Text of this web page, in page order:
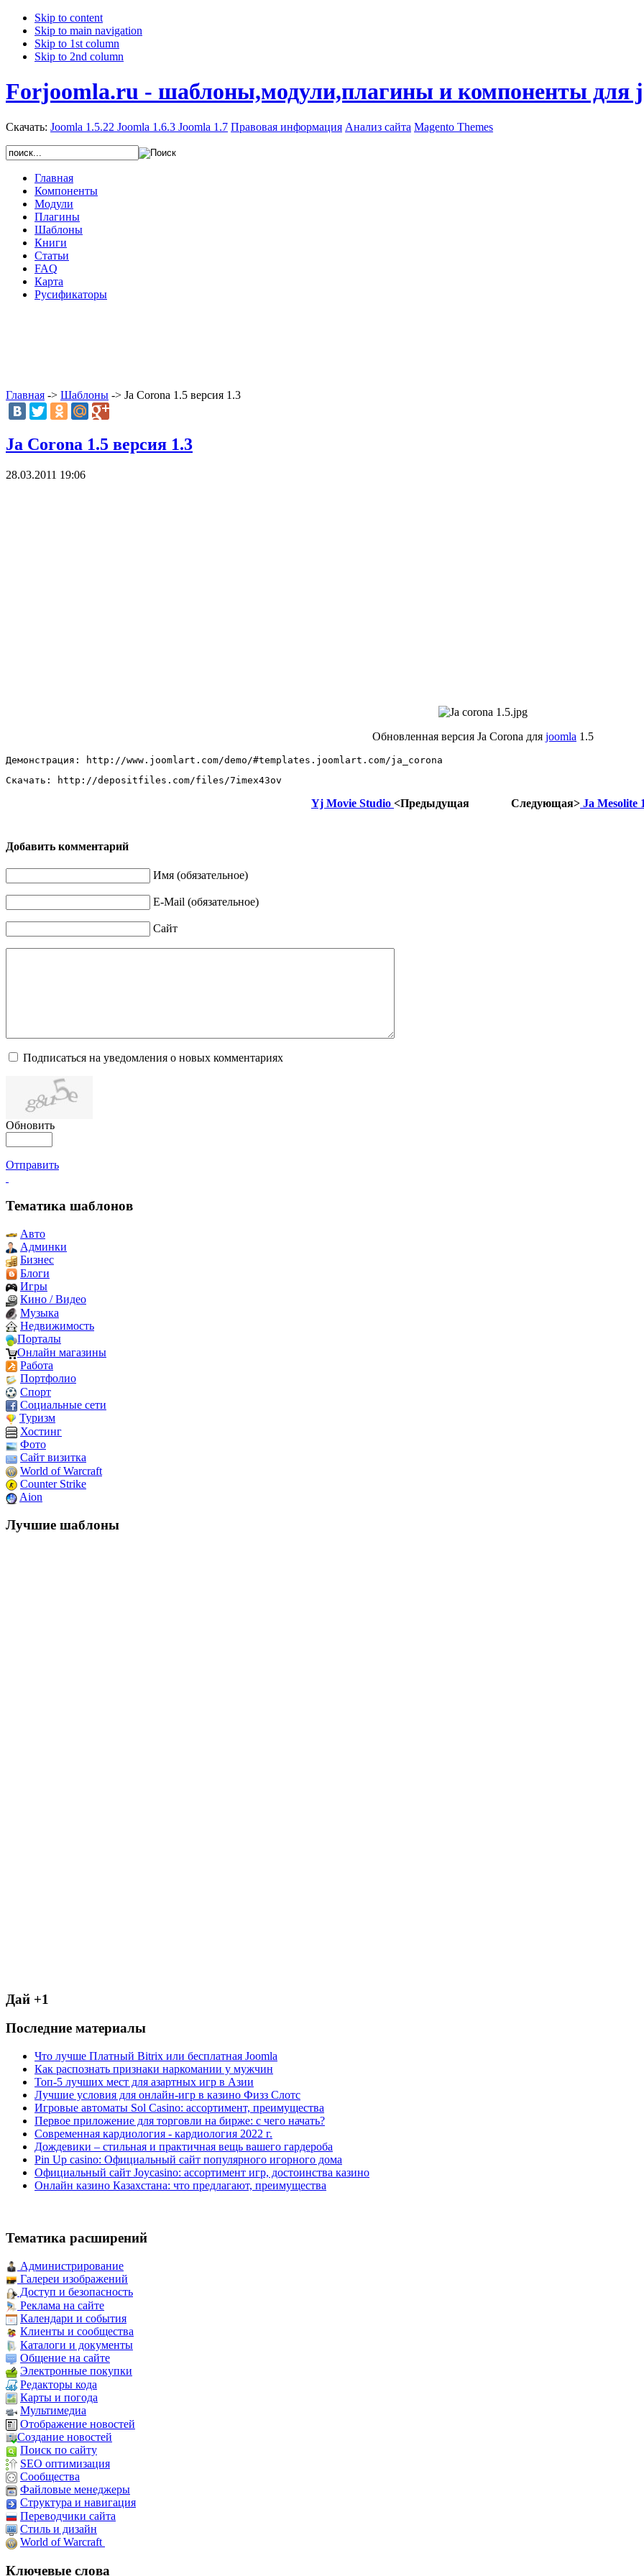
Skip to content
Skip to main navigation
Skip to 1st column
Skip to 2nd column
Forjoomla.ru - шаблоны,модули,плагины и компоненты для
Скачать: Joomla 1.5.22 Joomla 1.6.3 Joomla 1.7 Правовая информация Анализ сайта Magento Themes
Главная
Компоненты
Модули
Плагины
Шаблоны
Книги
Статьи
FAQ
Карта
Русификаторы
Главная -> Шаблоны -> Ja Corona 1.5 версия 1.3
Ja Corona 1.5 версия 1.3
28.03.2011 19:06
Обновленная версия Ja Corona для joomla 1.5
Демонстрация: http://www.joomlart.com/demo/#templates.joomlart.com/ja_corona
Скачать: http://depositfiles.com/files/7imex43ov
Yj Movie Studio <Предыдущая Следующая> Ja Mesolite
Добавить комментарий
Имя (обязательное)
E-Mail (обязательное)
Сайт
Подписаться на уведомления о новых комментариях
Обновить
Отправить
Тематика шаблонов
Авто
Админки
Бизнес
Блоги
Игры
Кино / Видео
Музыка
Недвижимость
Порталы
Онлайн магазины
Работа
Портфолио
Спорт
Социальные сети
Туризм
Хостинг
Фото
Сайт визитка
World of Warcraft
Counter Strike
Aion
Лучшие шаблоны
Дай +1
Последние материалы
Что лучше Платный Bitrix или бесплатная Joomla
Как распознать признаки наркомании у мужчин
Топ-5 лучших мест для азартных игр в Азии
Лучшие условия для онлайн-игр в казино Физз Слотс
Игровые автоматы Sol Casino: ассортимент, преимущества
Первое приложение для торговли на бирже: с чего начать?
Современная кардиология - кардиология 2022 г.
Дождевики – стильная и практичная вещь вашего гардероба
Pin Up casino: Официальный сайт популярного игорного дома
Официальный сайт Joycasino: ассортимент игр, достоинства казино
Онлайн казино Казахстана: что предлагают, преимущества
Тематика расширений
Администрирование
Галереи изображений
Доступ и безопасность
Реклама на сайте
Календари и события
Клиенты и сообщества
Каталоги и документы
Общение на сайте
Электронные покупки
Редакторы кода
Карты и погода
Мультимедиа
Отображение новостей
Создание новостей
Поиск по сайту
SEO оптимизация
Сообщества
Файловые менеджеры
Структура и навигация
Переводчики сайта
Стиль и дизайн
World of Warcraft
Ключевые слова